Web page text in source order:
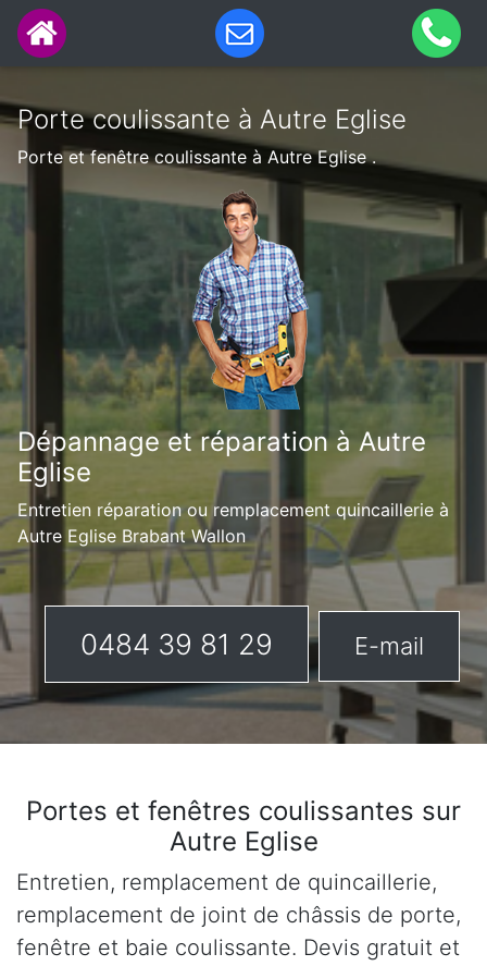
Porte coulissante à Autre Eglise
Porte et fenêtre coulissante à Autre Eglise .
Dépannage et réparation à Autre
Eglise
Entretien réparation ou remplacement quincaillerie à
Autre Eglise Brabant Wallon
0484 39 81 29 E-mail
Portes et fenêtres coulissantes sur
Autre Eglise
Entretien, remplacement de quincaillerie,
remplacement de joint de châssis de porte,
fenêtre et baie coulissante. Devis gratuit et